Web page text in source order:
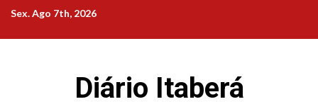
Skip
content
Sex. Ago 7th, 2026
Diário Itaberá